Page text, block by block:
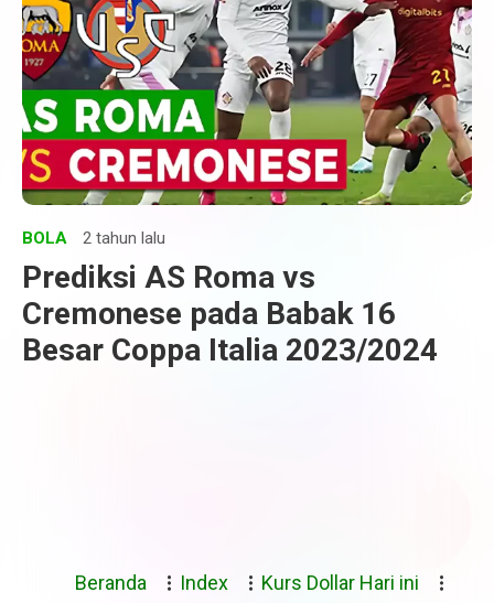
BOLA 2 tahun lalu
Prediksi AS Roma vs
Cremonese pada Babak 16
Besar Coppa Italia 2023/2024
Beranda Index
Kurs Dollar Hari ini